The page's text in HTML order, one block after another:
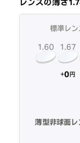
レンズの薄さ
標準レン
1.60 1.67
+0 円
薄型非球面レ